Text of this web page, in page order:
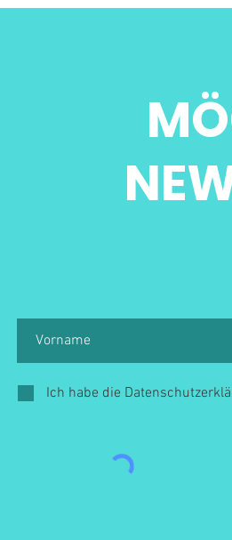
Ich habe die